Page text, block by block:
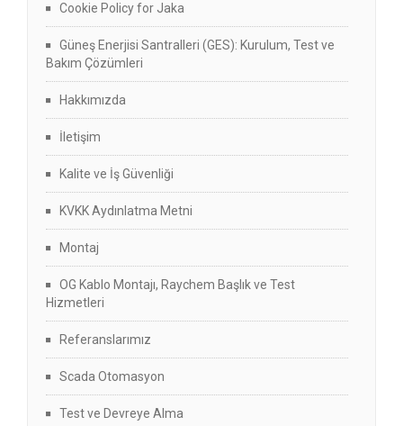
Cookie Policy for Jaka
Güneş Enerjisi Santralleri (GES): Kurulum, Test ve
Bakım Çözümleri
Hakkımızda
İletişim
Kalite ve İş Güvenliği
KVKK Aydınlatma Metni
Montaj
OG Kablo Montajı, Raychem Başlık ve Test
Hizmetleri
Referanslarımız
Scada Otomasyon
Test ve Devreye Alma